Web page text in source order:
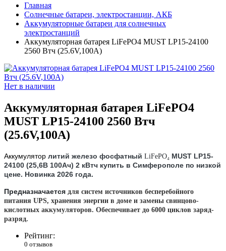
Главная
Солнечные батареи, электростанции, АКБ
Аккумуляторные батареи для солнечных
электростанций
Аккумуляторная батарея LiFePO4 MUST LP15-24100
2560 Втч (25.6V,100А)
Нет в наличии
Аккумуляторная батарея LiFePO4
MUST LP15-24100 2560 Втч
(25.6V,100А)
Аккумулятор литий железо фосфатный LiFePO₄ MUST LP15-
24100 (25,6В 100Ач) 2 кВтч купить в Симферополе по низкой
цене. Новинка 2026 года.
Предназначается для систем источников бесперебойного
питания UPS, хранения энергии в доме и замены свинцово-
кислотных аккумуляторов. Обеспечивает до 6000 циклов заряд-
разряд.
Рейтинг:
0 отзывов